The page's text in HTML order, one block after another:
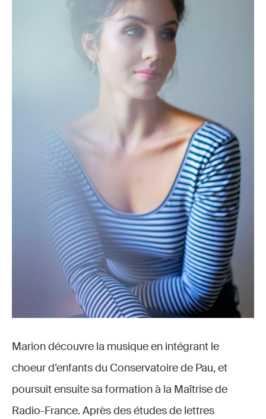
Marion découvre la musique en intégrant le
choeur d’enfants du Conservatoire de Pau, et
poursuit ensuite sa formation à la Maîtrise de
Radio-France. Après des études de lettres